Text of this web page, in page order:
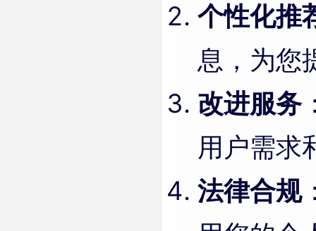
个性化推
息，为您
改进服务
用户需求
法律合规